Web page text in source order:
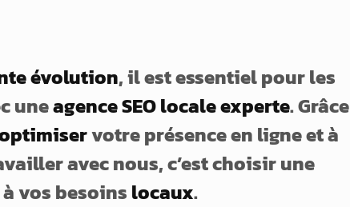
évolution, il est essentiel pour les
uneagence SEO locale experte. Grâce
votre présence en ligne et à
avec nous, c’est choisir une
à vos besoins locaux.